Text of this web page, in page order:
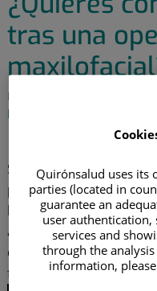
tras una
Pues ya es posible, gracias
proporciona imágenes en 3D
Si te vas a someter a
preocupa el resultado
los efectos que la
aspecto, ya existe una
con antelación cómo
ficción, ¿verdad? Pues
Quirónsalud uses its
parties (located in
guarantee an
user
services and
through the
information,